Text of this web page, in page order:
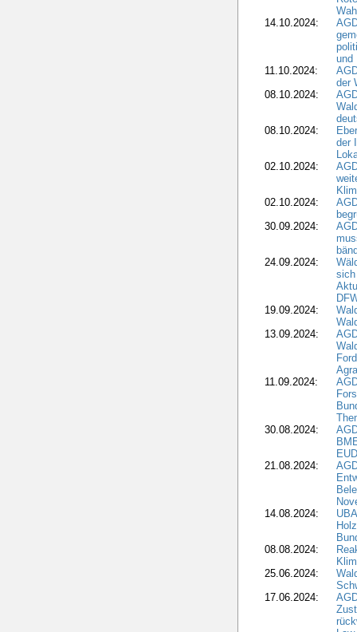
14.10.2024:
und
11.10.2024:
der
08.10.2024:
08.10.2024:
der
02.10.2024:
02.10.2024:
30.09.2024:
24.09.2024:
sich
19.09.2024:
13.09.2024:
11.09.2024:
30.08.2024:
21.08.2024:
14.08.2024:
08.08.2024:
25.06.2024:
17.06.2024: